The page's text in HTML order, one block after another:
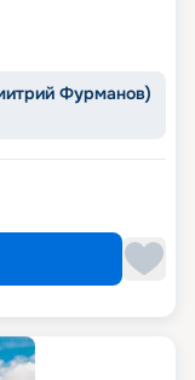
Фурманов)